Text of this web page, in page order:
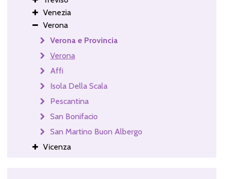
Venezia
Verona
Verona e Provincia
Verona
Affi
Isola Della Scala
Pescantina
San Bonifacio
San Martino Buon Albergo
Vicenza